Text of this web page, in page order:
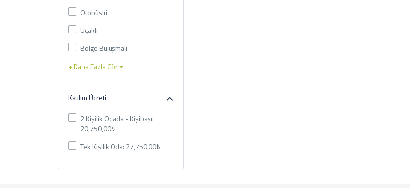
Otobüslü
Uçaklı
Bölge Buluşmalı
+ Daha Fazla Gör
Katılım Ücreti
2 Kişilik Odada - Kişibaşı:
20,750,00₺
Tek Kişilik Oda: 27,750,00₺